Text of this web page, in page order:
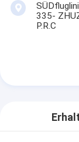
335-
P.R.C